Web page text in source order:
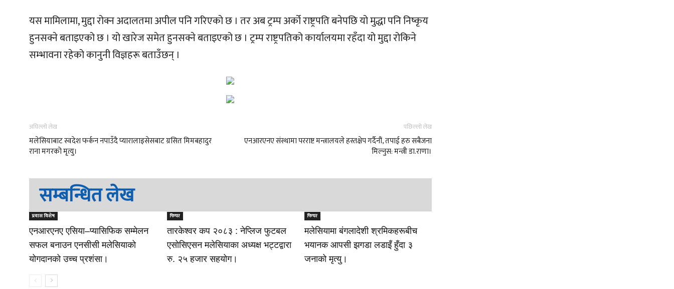
यस मामिलामा, मुद्दा रोक्न अदालतमा अपील पनि गरिएको छ । तर अब ट्रम्प अर्को राष्ट्रपति बनेपछि यो मुद्धा पनि निष्कृय
हुनसक्ने बताइएको छ । यो खारेज समेत हुनसक्ने बताइएको छ । ट्रम्प राष्ट्रपतिको कार्यालयमा रहँदा यो मुद्दा रोकिने
सम्भावना रहेको कानुनी विज्ञहरू बताउँछन् ।
अघिल्लो लेख
मलेसियाबाट स्वदेश फर्कन नपाउँदै प्यारालाइसेसबाट ग्रसित मिमबहादुर
राना मगरको मृत्यु।
पछिल्लो लेख
एनआरएनए संस्थामा परराष्ट मन्त्रालयले हस्तक्षेप गर्दैनौं, तपाई हरु सबैजना
मिल्नुस: मन्त्री डा.राणा।
सम्बन्धित लेख
प्रवास विशेष
एनआरएनए एसिया–प्यासिफिक सम्मेलन
सफल बनाउन एनसीसी मलेसियाको
योगदानको उच्च प्रशंसा।
फिचर
तारकेश्वर कप २०८३ : नेप्लिज फुटबल
एसोसिएसन मलेसियाका अध्यक्ष भट्टद्वारा
रु. २५ हजार सहयोग।
फिचर
मलेसियामा बंगलादेशी श्रमिकहरूबीच
भयानक आपसी झगडा लडाइँ हुँदा ३
जनाको मृत्यु।